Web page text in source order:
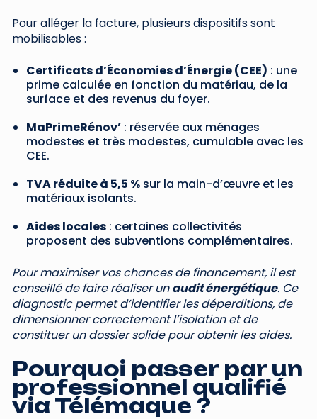
Pour alléger la facture, plusieurs dispositifs sont
mobilisables :
Certificats d’Économies d’Énergie (CEE) : une
prime calculée en fonction du matériau, de la
surface et des revenus du foyer.
MaPrimeRénov’ : réservée aux ménages
modestes et très modestes, cumulable avec les
CEE.
TVA réduite à 5,5 % sur la main-d’œuvre et les
matériaux isolants.
Aides locales : certaines collectivités
proposent des subventions complémentaires.
Pour maximiser vos chances de financement, il est
conseillé de faire réaliser unaudit énergétique. Ce
diagnostic permet d’identifier les déperditions, de
dimensionner correctement l’isolation et de
constituer un dossier solide pour obtenir les aides.
Pourquoi passer par un
professionnel qualifié
via Télémaque ?